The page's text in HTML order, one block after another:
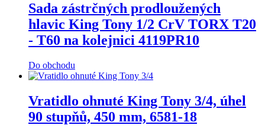
Sada zástrčných prodloužených
hlavic King Tony 1/2 CrV TORX T20
- T60 na kolejnici 4119PR10
Do obchodu
Vratidlo ohnuté King Tony 3/4, úhel
90 stupňů, 450 mm, 6581-18